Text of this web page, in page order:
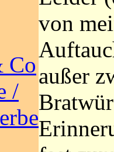
Co
/
von
außer